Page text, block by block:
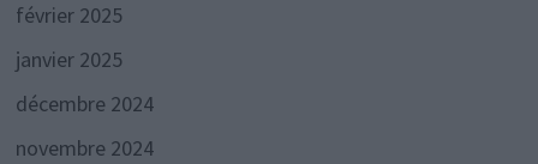
février 2025
janvier 2025
décembre 2024
novembre 2024